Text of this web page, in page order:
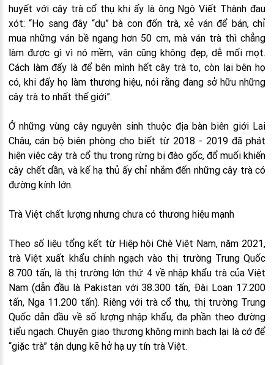
huyết với cây trà cổ thụ khi ấy là ông Ngô Viết Thành đau
xót: “Họ sang đây “dụ” bà con đốn trà, xẻ ván để bán, chỉ
mua những ván bề ngang hơn 50 cm, mà ván trà thì chẳng
làm được gì vì nó mềm, vân cũng không đẹp, dễ mối mọt.
Cách làm đấy là để bên mình hết cây trà to, còn lại bên họ
có, khi đấy họ làm thương hiệu, nói rằng đang sở hữu những
cây trà to nhất thế giới”.
Ở những vùng cây nguyên sinh thuộc địa bàn biên giới Lai
Châu, cán bộ biên phòng cho biết từ 2018 - 2019 đã phát
hiện việc cây trà cổ thụ trong rừng bị đào gốc, đổ muối khiến
cây chết dần, và kế hạ thủ ấy chỉ nhắm đến những cây trà có
đường kính lớn.
Trà Việt chất lượng nhưng chưa có thương hiệu mạnh
Theo số liệu tổng kết từ Hiệp hội Chè Việt Nam, năm 2021,
trà Việt xuất khẩu chính ngạch vào thị trường Trung Quốc
8.700 tấn, là thị trường lớn thứ 4 về nhập khẩu trà của Việt
Nam (dẫn đầu là Pakistan với 38.300 tấn, Đài Loan 17.200
tấn, Nga 11.200 tấn). Riêng với trà cổ thụ, thị trường Trung
Quốc dẫn đầu về số lượng nhập khẩu, đa phần theo đường
tiểu ngạch. Chuyện giao thương không minh bạch lại là cớ để
“giặc trà” tận dụng kẽ hở hạ uy tín trà Việt.